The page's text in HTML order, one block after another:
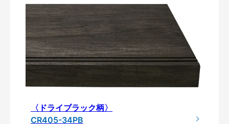
〈ドライブラック柄〉
CR405-34PB